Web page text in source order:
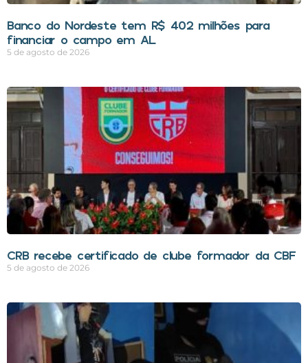
Banco do Nordeste tem R$ 402 milhões para
financiar o campo em AL
5 de agosto de 2026
CRB recebe certificado de clube formador da CBF
5 de agosto de 2026